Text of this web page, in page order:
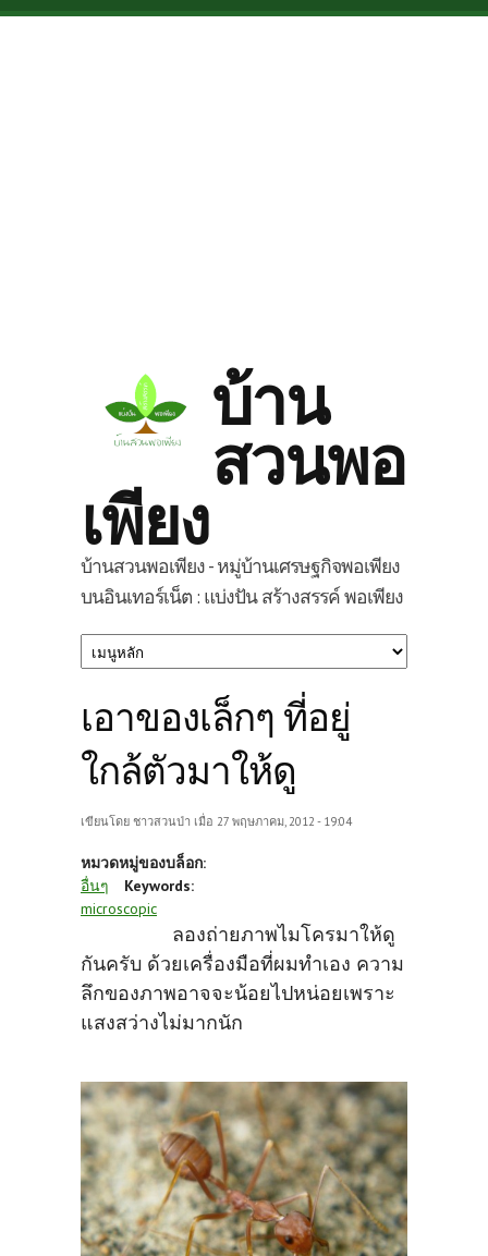
Skip to main content
บ้าน
สวนพอ
เพียง
บ้านสวนพอเพียง - หมู่บ้านเศรษฐกิจพอเพียง
บนอินเทอร์เน็ต : แบ่งปัน สร้างสรรค์ พอเพียง
เอาของเล็กๆ ที่อยู่
ใกล้ตัวมาให้ดู
เขียนโดย ชาวสวนป่า เมื่อ 27 พฤษภาคม, 2012 - 19:04
หมวดหมู่ของบล็อก:
อื่นๆ
Keywords:
microscopic
ลองถ่ายภาพไมโครมาให้ดู
กันครับ ด้วยเครื่องมือที่ผมทำเอง ความ
ลึกของภาพอาจจะน้อยไปหน่อยเพราะ
แสงสว่างไม่มากนัก